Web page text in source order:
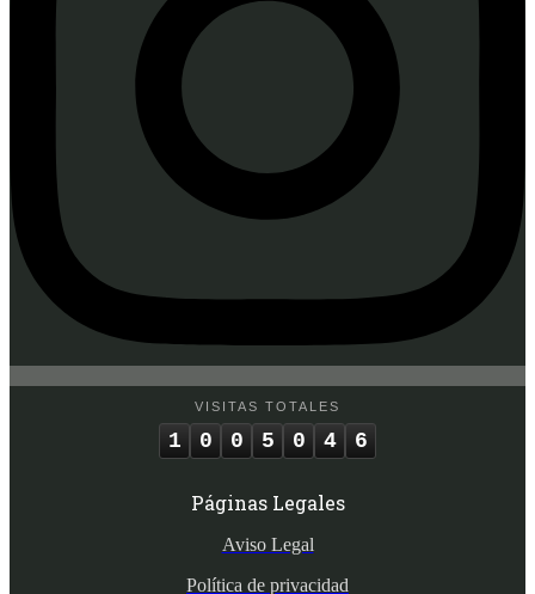
VISITAS TOTALES
1 0 0 5 0 4 6
Páginas Legales
Aviso Legal
Política de privacidad